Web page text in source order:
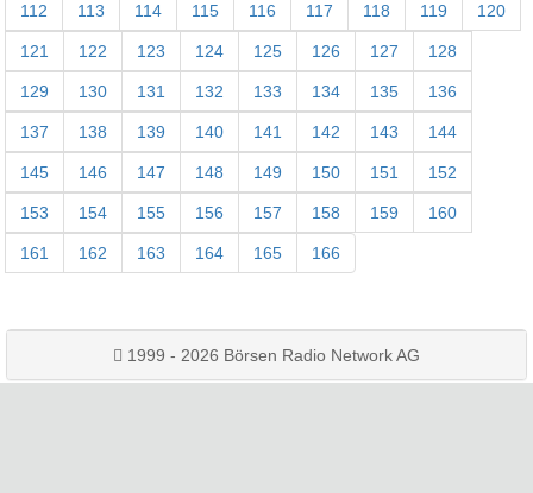
112 113 114 115 116 117 118 119 120
121 122 123 124 125 126 127 128
129 130 131 132 133 134 135 136
137 138 139 140 141 142 143 144
145 146 147 148 149 150 151 152
153 154 155 156 157 158 159 160
161 162 163 164 165 166
1999 - 2026 Börsen Radio Network AG